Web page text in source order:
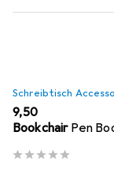
Schreibtisch
EUR
9,50
Bookchair Pen